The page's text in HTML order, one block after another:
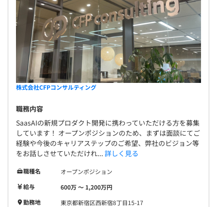
株式会社CFPコンサルティング
職務内容
SaasAIの新規プロダクト開発に携わっていただける方を募集
しています！ オープンポジションのため、まずは面談にてご
経験や今後のキャリアステップのご希望、弊社のビジョン等
をお話しさせていただけれ... 詳しく見る
職種名
オープンポジション
給与
600万 〜 1,200万円
勤務地
東京都新宿区西新宿8丁目15-17